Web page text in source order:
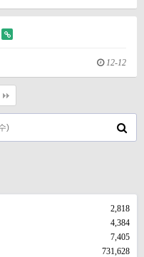
12-12
2,818
4,384
7,405
731,628